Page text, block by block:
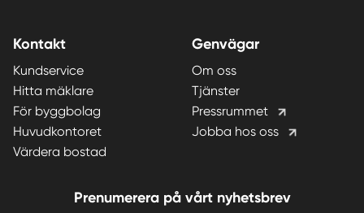
Kontakt
Kundservice
Hitta mäklare
För byggbolag
Huvudkontoret
Värdera bostad
Genvägar
Om oss
Tjänster
Pressrummet
Jobba hos oss
Prenumerera på vårt nyhetsbrev